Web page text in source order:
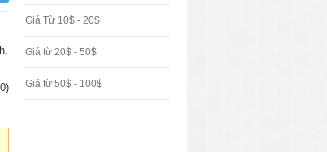
Giá Từ 10$ - 20$
Giá từ 20$ - 50$
Giá từ 50$ - 100$